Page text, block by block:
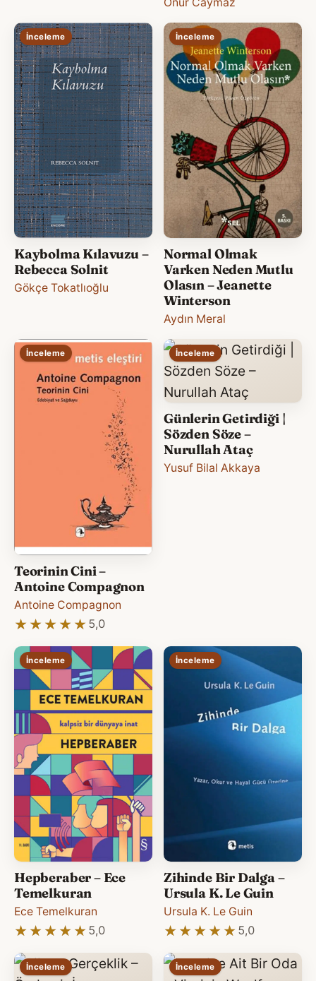
İnceleme
Kaybolma Kılavuzu –
Rebecca Solnit
Gökçe Tokatlıoğlu
İnceleme
Normal Olmak
Varken Neden Mutlu
Olasın – Jeanette
Winterson
Aydın Meral
İnceleme
Teorinin Cini –
Antoine Compagnon
Antoine Compagnon
★★★★★
★★★★★ 5,0
İnceleme
Günlerin Getirdiği |
Sözden Söze –
Nurullah Ataç
Yusuf Bilal Akkaya
İnceleme
Hepberaber – Ece
Temelkuran
Ece Temelkuran
★★★★★
★★★★★ 5,0
İnceleme
Zihinde Bir Dalga –
Ursula K. Le Guin
Ursula K. Le Guin
★★★★★
★★★★★ 5,0
İnceleme İnceleme